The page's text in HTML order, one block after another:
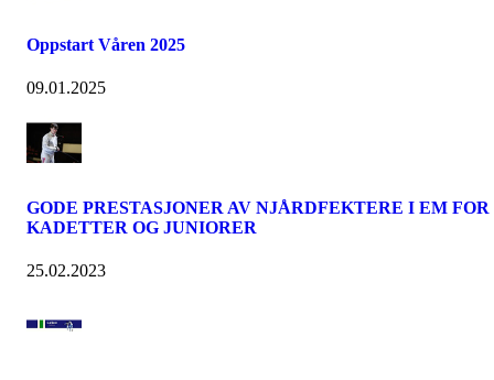
Oppstart Våren 2025
09.01.2025
GODE PRESTASJONER AV NJÅRDFEKTERE I EM FOR
KADETTER OG JUNIORER
25.02.2023